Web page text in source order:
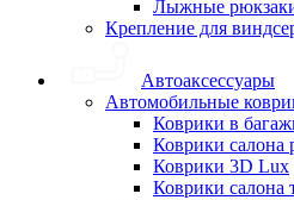
Лыжные
Крепление для
Автоаксессуары
Автомобильные
Коврики в
Коврики салона
Коврики 3D Lux
Коврики салона